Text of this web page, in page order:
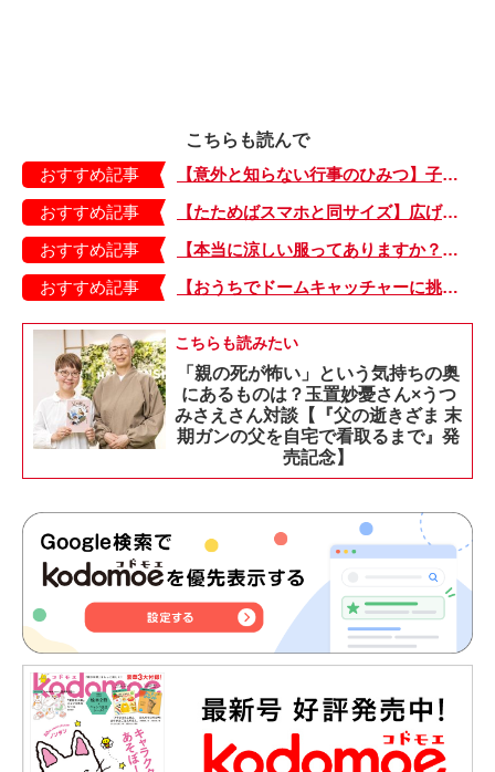
こちらも読んで
おすすめ記事
【意外と知らない行事のひみつ】子どもにはどう伝える？「お盆」って何だろう？
おすすめ記事
【たためばスマホと同サイズ】広げるとビビッドでジューシーな柄が目を引くコンパクトな「扇子」
おすすめ記事
【本当に涼しい服ってありますか？】夏素材の代表「リネン」で夏らしいおしゃれを♪「ワンピース」「パンツ」「スカート」「シャツ」の気になるアイテムはコレ！
おすすめ記事
【おうちでドームキャッチャーに挑戦だ】アンパンマン わくわくドームキャッチャー
こちらも読みたい
「親の死が怖い」という気持ちの奥
にあるものは？玉置妙憂さん×うつ
みさえさん対談【『父の逝きざま 末
期ガンの父を自宅で看取るまで』発
売記念】